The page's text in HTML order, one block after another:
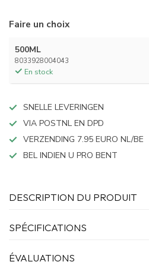
Faire un choix
500ML
8033928004043
En stock
SNELLE LEVERINGEN
VIA POSTNL EN DPD
VERZENDING 7.95 EURO NL/BE
BEL INDIEN U PRO BENT
DESCRIPTION DU PRODUIT
SPÉCIFICATIONS
ÉVALUATIONS